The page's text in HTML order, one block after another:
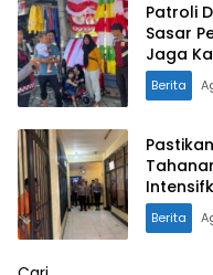
Patroli
Sasar
Jaga
Berita
Berkala
Berita